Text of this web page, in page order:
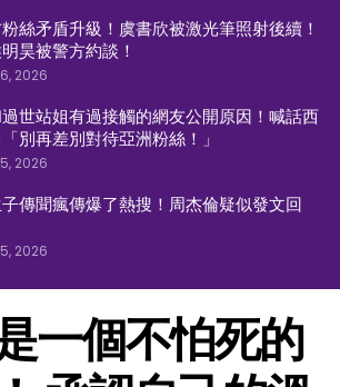
絲矛盾升級！虞書欣被激光筆照射後續！
昊被警方約談！
2026
世站姐有過接觸的網友公開原因！喊話西
別再差別對待亞洲粉絲！」
2026
傳聞瘋傳爆了熱搜！周杰倫疑似發文回
2026
一個不怕死的